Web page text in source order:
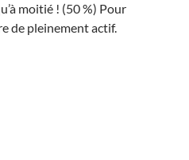
moitié ! (50 %) Pour
de pleinement actif.